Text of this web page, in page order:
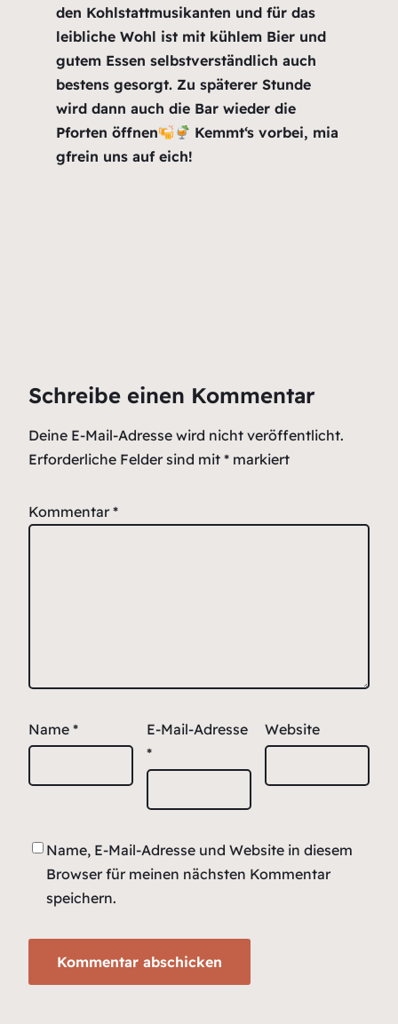
den Kohlstattmusikanten und für das
leibliche Wohl ist mit kühlem Bier und
gutem Essen selbstverständlich auch
bestens gesorgt. Zu späterer Stunde
wird dann auch die Bar wieder die
Pforten öffnen
Kemmt‘s vorbei, mia
gfrein uns auf eich!
Schreibe einen Kommentar
Deine E-Mail-Adresse wird nicht veröffentlicht.
Erforderliche Felder sind mit * markiert
Kommentar *
Name *
E-Mail-Adresse
*
Website
Name, E-Mail-Adresse und Website in diesem
Browser für meinen nächsten Kommentar
speichern.